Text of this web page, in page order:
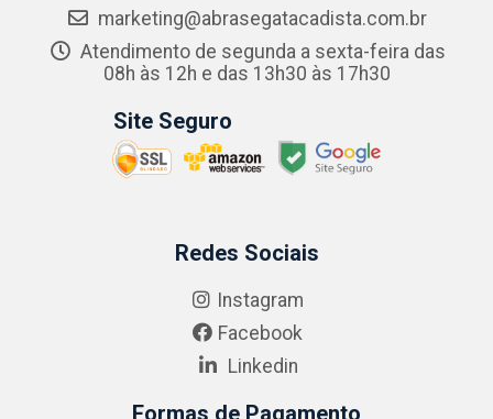
marketing@abrasegatacadista.com.br
Atendimento de segunda a sexta-feira das
08h às 12h e das 13h30 às 17h30
Site Seguro
Redes Sociais
Instagram
Facebook
Linkedin
Formas de Pagamento